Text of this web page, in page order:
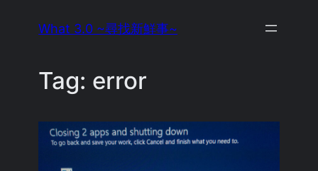
What 3.0 ~尋找新鮮事~
Tag: error